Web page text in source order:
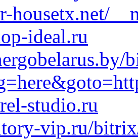
housetx.net/
ideal.ru
studio.ru
vip.ru/